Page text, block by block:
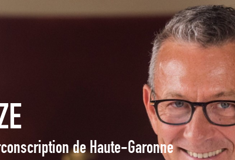
de Haute-Garonne